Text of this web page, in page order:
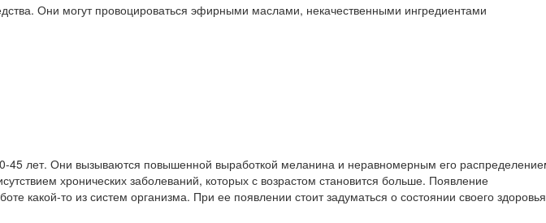
Они могут провоцироваться эфирными маслами, некачественными ингредиентами
45 лет. Они вызываются повышенной выработкой меланина и неравномерным его
хронических заболеваний, которых с возрастом становится больше. Появление
какой-то из систем организма. При ее появлении стоит задуматься о состоянии своего